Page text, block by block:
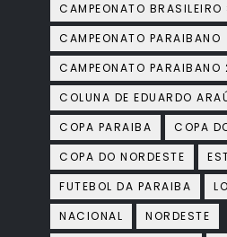
CAMPEONATO BRASILEIRO
CAMPEONATO PARAIBANO
CAMPEONATO PARAIBANO
COLUNA DE EDUARDO
COPA PARAIBA
COPA
COPA DO NORDESTE
FUTEBOL DA PARAIBA
NACIONAL
NORDESTE